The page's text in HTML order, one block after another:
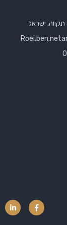
ישראל
F
a
c
L
i
n